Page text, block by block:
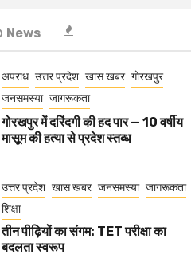
News
अपराध उत्तर प्रदेश खास खबर गोरखपुर
जनसमस्या जागरूकता
गोरखपुर में दरिंदगी की हद पार — 10 वर्षीय
मासूम की हत्या से प्रदेश स्तब्ध
उत्तर प्रदेश खास खबर जनसमस्या जागरूकता
शिक्षा
तीन पीढ़ियों का संगम: TET परीक्षा का
बदलता स्वरूप